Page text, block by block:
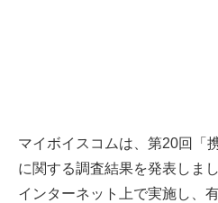
マイボイスコムは、第20回「
に関する調査結果を発表しま
インターネット上で実施し、